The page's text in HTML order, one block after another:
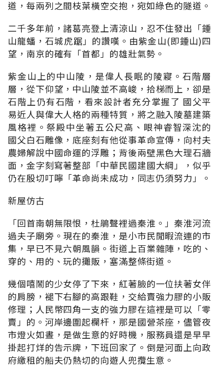
道，每兩列之間枝葉橫空交抱，宛如綠色的隧道。
二千多年前，諸葛亮登上清涼山，忍不住發出「鍾
山龍蟠，石城虎踞」的讚嘆。由紫金山(即鍾山)四
望，南京的確有「首都」的雄壯氣勢。
紫金山上的中山陵，是偉人長眠的陵寢。石階層
層，從下仰望，中山陵並不高峻，拾梯而上，卻是
石階上仍有石階，看來設計者充分掌握了 國父平
易近人與偉大人格的兩種特質，將之融入陵墓建築
風格裡。祭殿中坐著五公尺高、眼神睿智深沈的
國父白石雕像，底座刻有他從事革命宣傳，向村夫
農婦解說中國命運的浮雕；背後兩壁黑色大理石牆
面，金字刻寫著整部「中華民國建國大綱」，似乎
仍在殷切叮嚀「革命尚未成功，同志仍須努力」。
新屋仿古
「回首南朝無限恨，杜鵑聲裡過秦淮。」秦淮河流
過夫子廟旁。現在的秦淮，是小市民閒暇流連的市
集，早已不見六朝風韻。街道上百業雜陣，吃的、
穿的、用的、玩的攤販，塞滿整條街道。
幾個嘻鬧的少女停了下來，紅著臉的一位扶著女伴
的肩膀，褪下右腳的高跟鞋，交給賣強力膠的小販
修理；人民幣四角一支的強力膠在這裡是可以「零
賣」的。河岸邊圍起欄杆，那是國營茶座，儘管夜
市燈火如晝，是做生意的好時機，服務員還是早早
掛起打烊的告示牌，下班回家了。倒是河面上向政
府繳租的船夫仍熱切的向遊人兜攬生意。